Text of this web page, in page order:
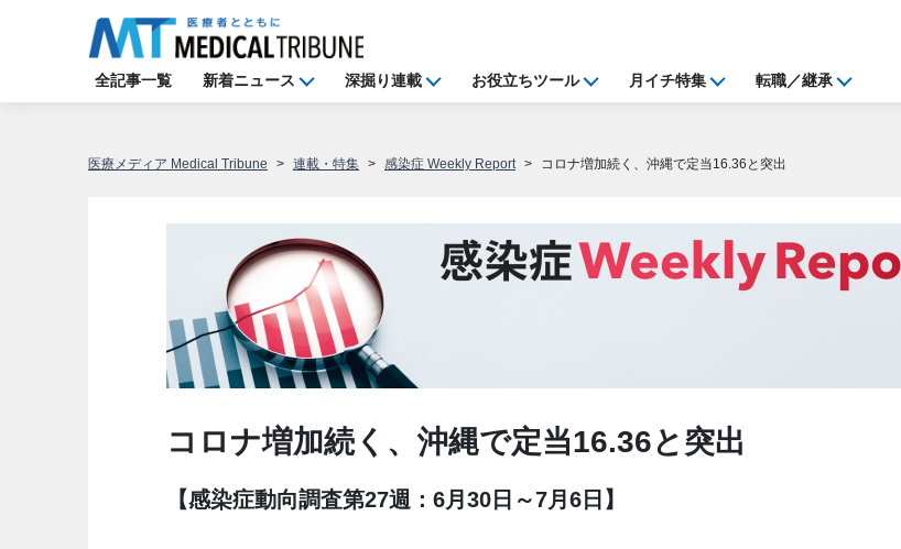
全記事一覧 新着ニュース 深掘り連載 お役立ちツール 月イチ特集 転職／継承
医療メディア Medical Tribune 連載・特集 感染症 Weekly Report コロナ増加続く、沖縄で定当16.36と突出
コロナ増加続く、沖縄で定当16.36と突出
【感染症動向調査第27週：6月30日～7月6日】